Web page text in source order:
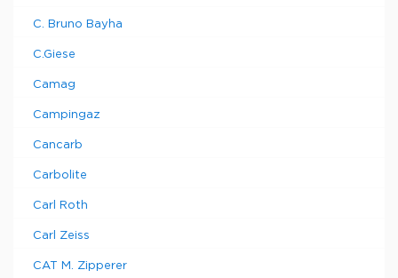
C. Bruno Bayha
C.Giese
Camag
Campingaz
Cancarb
Carbolite
Carl Roth
Carl Zeiss
CAT M. Zipperer